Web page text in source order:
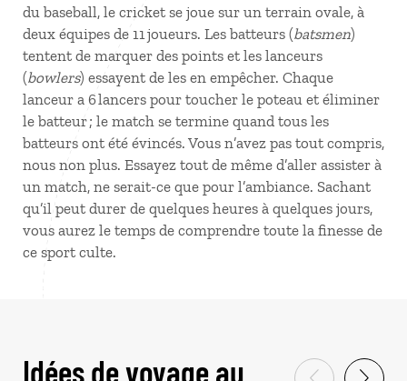
du baseball, le cricket se joue sur un terrain ovale, à
deux équipes de 11 joueurs. Les batteurs (batsmen)
tentent de marquer des points et les lanceurs
(bowlers) essayent de les en empêcher. Chaque
lanceur a 6 lancers pour toucher le poteau et éliminer
le batteur ; le match se termine quand tous les
batteurs ont été évincés. Vous n’avez pas tout compris,
nous non plus. Essayez tout de même d’aller assister à
un match, ne serait-ce que pour l’ambiance. Sachant
qu’il peut durer de quelques heures à quelques jours,
vous aurez le temps de comprendre toute la finesse de
ce sport culte.
Idées de voyage au